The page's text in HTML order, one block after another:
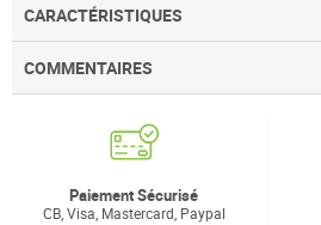
CARACTÉRISTIQUES
COMMENTAIRES
Paiement Sécurisé
CB, Visa, Mastercard, Paypal